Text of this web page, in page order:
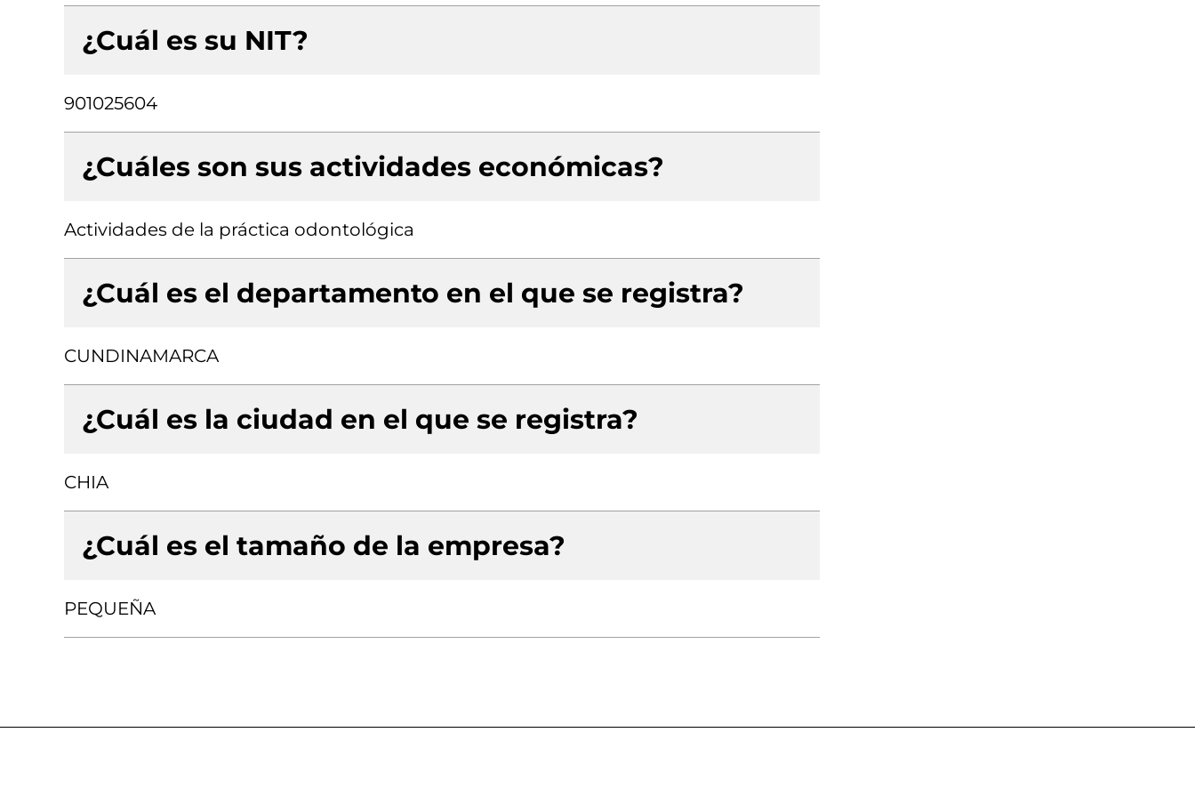
¿Cuál es su NIT?
901025604
¿Cuáles son sus actividades económicas?
Actividades de la práctica odontológica
¿Cuál es el departamento en el que se registra?
CUNDINAMARCA
¿Cuál es la ciudad en el que se registra?
CHIA
¿Cuál es el tamaño de la empresa?
PEQUEÑA